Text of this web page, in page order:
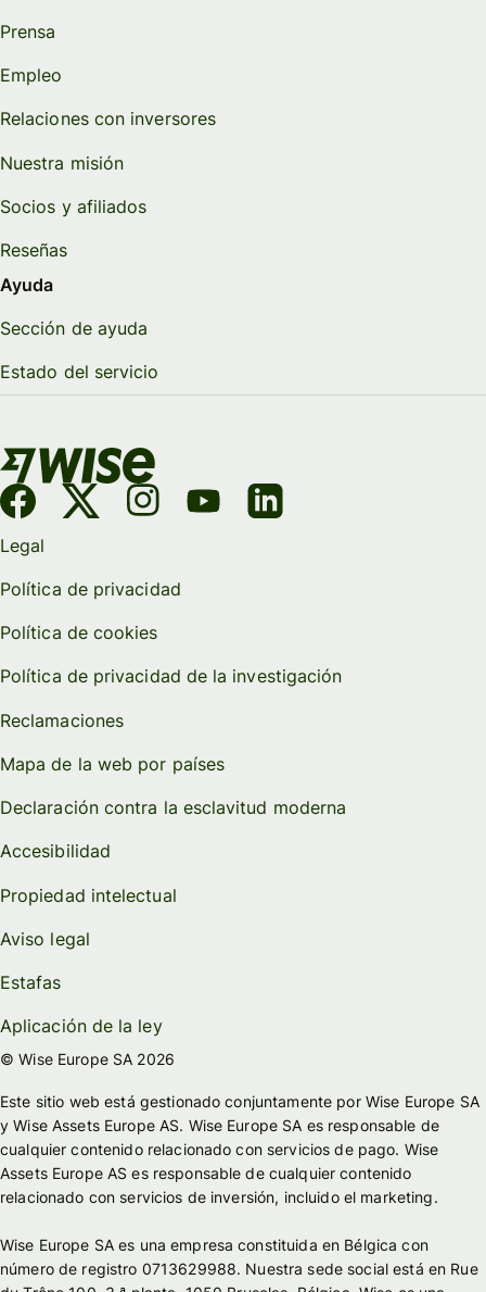
Prensa
Empleo
Relaciones con inversores
Nuestra misión
Socios y afiliados
Reseñas
Ayuda
Sección de ayuda
Estado del servicio
Legal
Política de privacidad
Política de cookies
Política de privacidad de la investigación
Reclamaciones
Mapa de la web por países
Declaración contra la esclavitud moderna
Accesibilidad
Propiedad intelectual
Aviso legal
Estafas
Aplicación de la ley
© Wise Europe SA 2026
Este sitio web está gestionado conjuntamente por Wise Europe SA
y Wise Assets Europe AS. Wise Europe SA es responsable de
cualquier contenido relacionado con servicios de pago. Wise
Assets Europe AS es responsable de cualquier contenido
relacionado con servicios de inversión, incluido el marketing.
Wise Europe SA es una empresa constituida en Bélgica con
número de registro 0713629988. Nuestra sede social está en Rue